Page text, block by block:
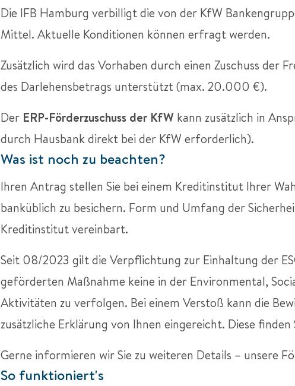
Die IFB Hamburg verbilligt die von der KfW
Mittel. Aktuelle Konditionen können erfragt werden.
Zusätzlich wird das Vorhaben durch einen Zuschuss der
des Darlehensbetrags unterstützt (max. 20.000 €).
Der ERP-Förderzuschuss der KfW kann zusätzlich in
durch Hausbank direkt bei der KfW erforderlich).
Was ist noch zu beachten?
Ihren Antrag stellen Sie bei einem Kreditinstitut Ihrer
banküblich zu besichern. Form und Umfang der
Kreditinstitut vereinbart.
Seit 08/2023 gilt die Verpflichtung zur Einhaltung der
geförderten Maßnahme keine in der Environmental,
Aktivitäten zu verfolgen. Bei einem Verstoß kann die
zusätzliche Erklärung von Ihnen eingereicht. Diese
Gerne informieren wir Sie zu weiteren Details – unsere
So funktioniert's